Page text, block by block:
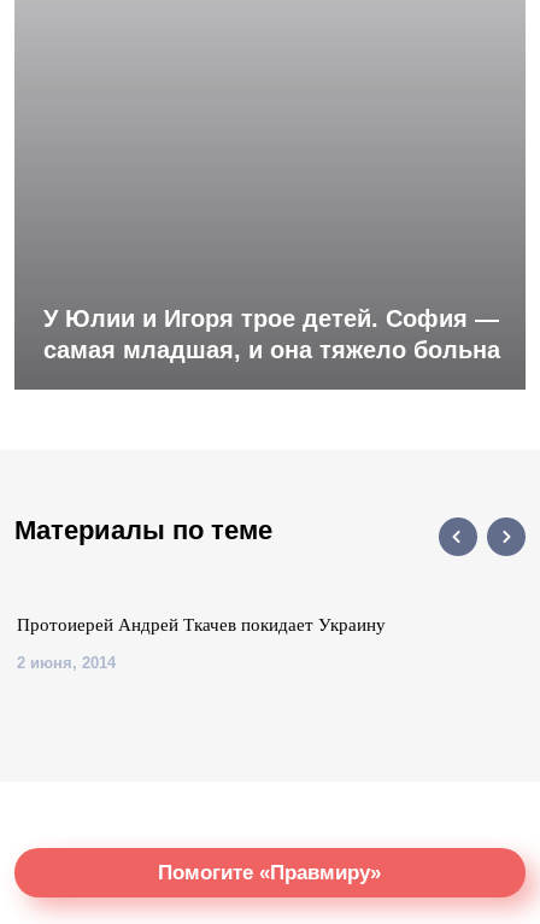
У Юлии и Игоря трое детей. София —
самая младшая, и она тяжело больна
Материалы по теме
Протоиерей Андрей Ткачев покидает Украину
2 июня, 2014
Помогите «Правмиру»